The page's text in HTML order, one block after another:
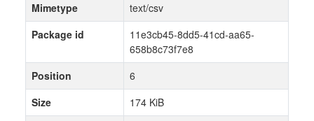
Mimetype
text/csv
Package id
11e3cb45-8dd5-41cd-aa65-
658b8c73f7e8
Position
6
Size
174 KiB